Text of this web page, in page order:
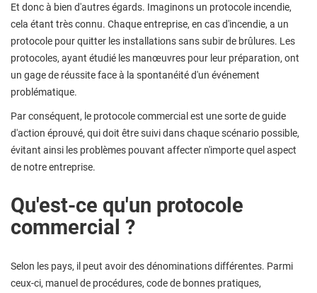
Et donc à bien d'autres égards. Imaginons un protocole incendie,
cela étant très connu. Chaque entreprise, en cas d'incendie, a un
protocole pour quitter les installations sans subir de brûlures. Les
protocoles, ayant étudié les manœuvres pour leur préparation, ont
un gage de réussite face à la spontanéité d'un événement
problématique.
Par conséquent, le protocole commercial est une sorte de guide
d'action éprouvé, qui doit être suivi dans chaque scénario possible,
évitant ainsi les problèmes pouvant affecter n'importe quel aspect
de notre entreprise.
Qu'est-ce qu'un protocole
commercial ?
Selon les pays, il peut avoir des dénominations différentes. Parmi
ceux-ci, manuel de procédures, code de bonnes pratiques,